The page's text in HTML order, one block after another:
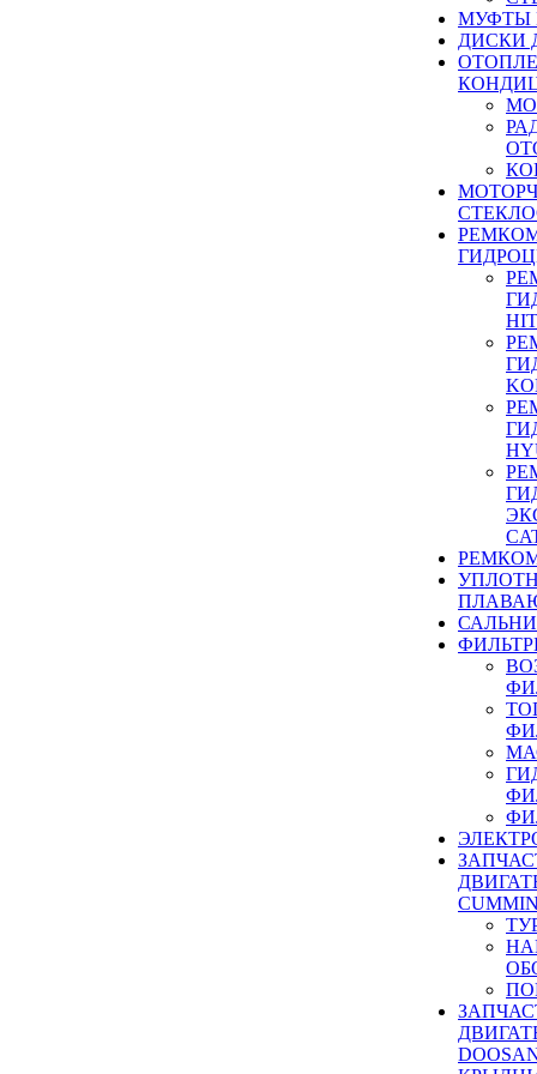
МУФТЫ
ДИСКИ